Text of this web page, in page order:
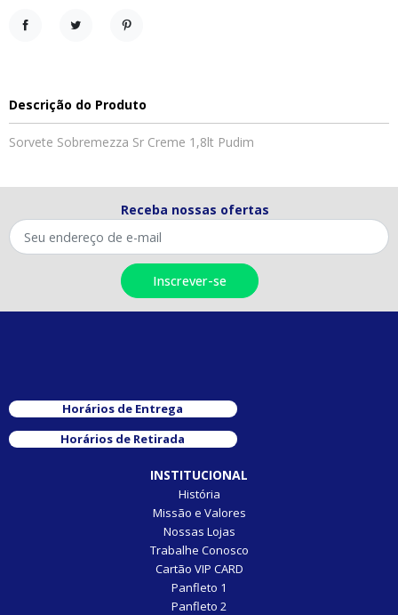
Descrição do Produto
Sorvete Sobremezza Sr Creme 1,8lt Pudim
Receba nossas ofertas
Horários de Entrega
Horários de Retirada
INSTITUCIONAL
História
Missão e Valores
Nossas Lojas
Trabalhe Conosco
Cartão VIP CARD
Panfleto 1
Panfleto 2